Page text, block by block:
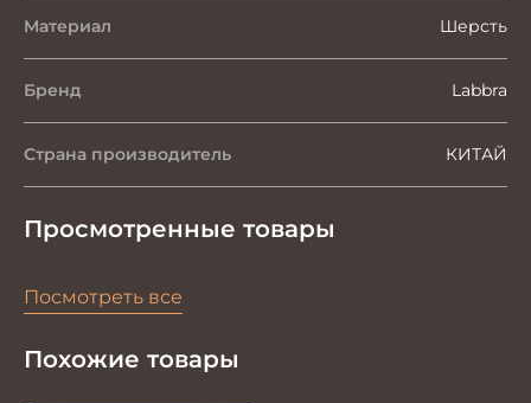
Материал Шерсть
Бренд Labbra
Страна производитель КИТАЙ
Просмотренные товары
Посмотреть все
Похожие товары